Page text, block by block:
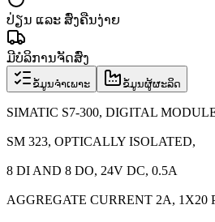
ປ່ຽນ ແລະ ສົ່ງຄືນງ່າຍ
ມີບໍລິການຈັດສົ່ງ
ຂໍ້ມູນຈຳເພາະ ຂໍ້ມູນຜູ້ຜະລິດ
SIMATIC S7-300, DIGITAL
SM 323, OPTICALLY ISOLATED,
8 DI AND 8 DO, 24V DC, 0.5A
AGGREGATE CURRENT 2A, 1X20